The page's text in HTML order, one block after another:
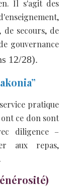
Il s'agit des
de secours, de
gouvernance
12/28).
pratique
ont ce don sont
diligence –
aux repas,